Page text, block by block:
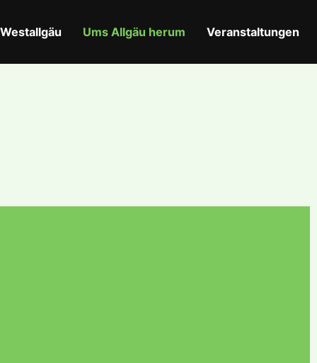
Westallgäu Ums Allgäu herum Veranstaltungen